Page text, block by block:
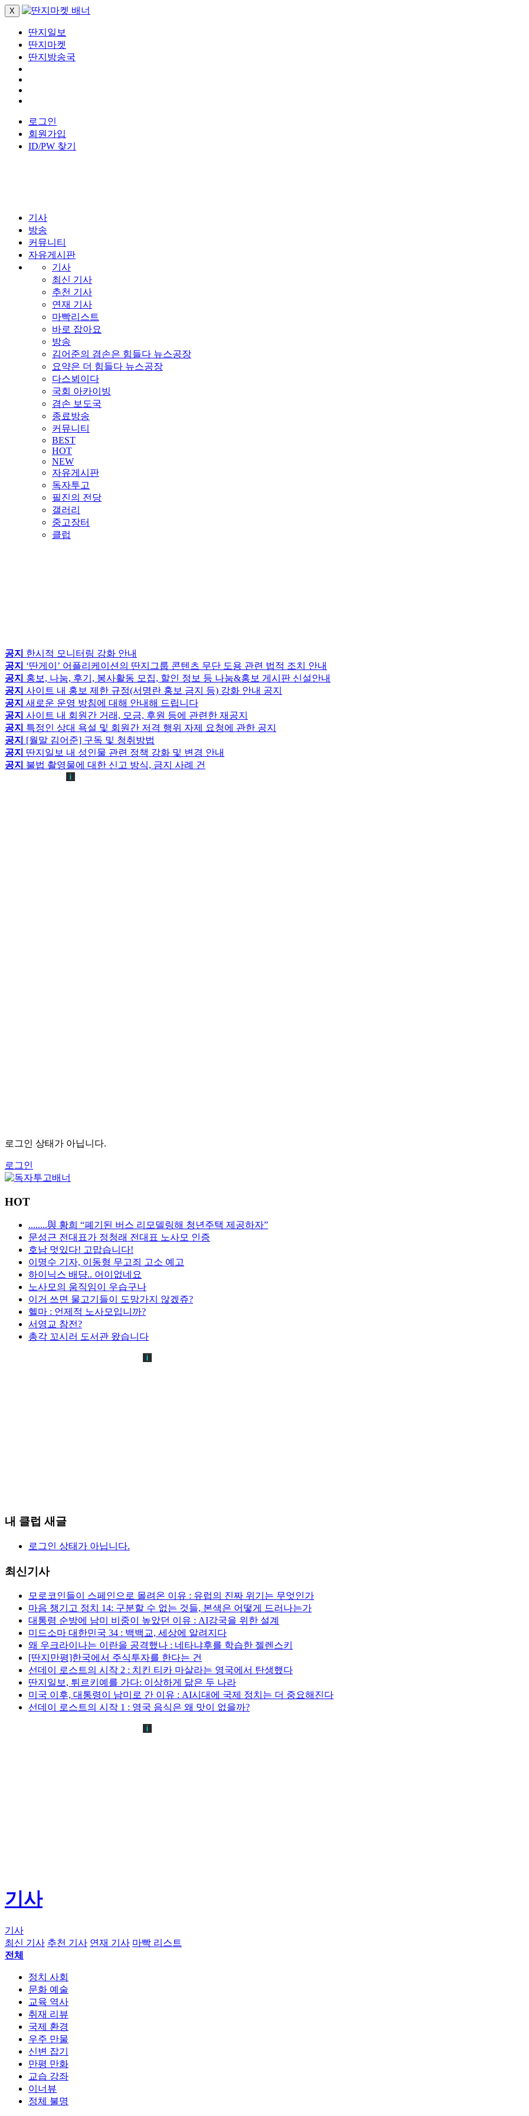
X
딴지일보
딴지마켓
딴지방송국
로그인
회원가입
ID/PW 찾기
기사
방송
커뮤니티
자유게시판
기사
최신 기사
추천 기사
연재 기사
마빡리스트
바로 잡아요
방송
김어준의 겸손은 힘들다 뉴스공장
요약은 더 힘들다 뉴스공장
다스뵈이다
국회 아카이빙
겸손 보도국
종료방송
커뮤니티
BEST
HOT
NEW
자유게시판
독자투고
필진의 전당
갤러리
중고장터
클럽
공지 한시적 모니터링 강화 안내
공지 ‘딴게이’ 어플리케이션의 딴지그룹 콘텐츠 무단 도용 관련 법적 조치 안내
공지 홍보, 나눔, 후기, 봉사활동 모집, 할인 정보 등 나눔&홍보 게시판 신설안내
공지 사이트 내 홍보 제한 규정(서명란 홍보 금지 등) 강화 안내 공지
공지 새로운 운영 방침에 대해 안내해 드립니다
공지 사이트 내 회원간 거래, 모금, 후원 등에 관련한 재공지
공지 특정인 상대 욕설 및 회원간 저격 행위 자제 요청에 관한 공지
공지 [월말 김어준] 구독 및 청취방법
공지 딴지일보 내 성인물 관련 정책 강화 및 변경 안내
공지 불법 촬영물에 대한 신고 방식, 금지 사례 건
로그인 상태가 아닙니다.
로그인
HOT
........與 황희 “폐기된 버스 리모델링해 청년주택 제공하자”
문성근 전대표가 정청래 전대표 노사모 인증
호남 멋있다! 고맙습니다!
이명수 기자, 이동형 무고죄 고소 예고
하이닉스 배댱.. 어이없네요
노사모의 움직임이 우습구나
이거 쓰면 물고기들이 도망가지 않겠쥬?
헬마 : 언제적 노사모입니까?
서영교 참전?
총각 꼬시러 도서관 왔습니다
내 클럽 새글
로그인 상태가 아닙니다.
최신기사
모로코인들이 스페인으로 몰려온 이유 : 유럽의 진짜 위기는 무엇인가
마음 챙기고 정치 14: 구분할 수 없는 것들, 본색은 어떻게 드러나는가
대통령 순방에 남미 비중이 높았던 이유 : AI강국을 위한 설계
미드소마 대한민국 34 : 백백교, 세상에 알려지다
왜 우크라이나는 이란을 공격했나 : 네타냐후를 학습한 젤렌스키
[딴지만평]한국에서 주식투자를 한다는 건
선데이 로스트의 시작 2 : 치킨 티카 마살라는 영국에서 탄생했다
딴지일보, 튀르키예를 가다: 이상하게 닮은 두 나라
미국 이후, 대통령이 남미로 간 이유 : AI시대에 국제 정치는 더 중요해진다
선데이 로스트의 시작 1 : 영국 음식은 왜 맛이 없을까?
기사
기사
최신 기사 추천 기사 연재 기사 마빡 리스트
전체
정치 사회
문화 예술
교육 역사
취재 리뷰
국제 환경
우주 만물
신변 잡기
만평 만화
교습 강좌
이너뷰
정체 불명